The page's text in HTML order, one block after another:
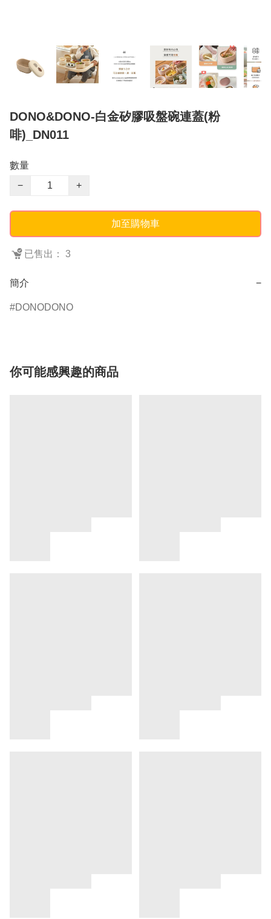
DONO&DONO-白金矽膠吸盤碗連蓋(粉
啡)_DN011
數量
−
+
加至購物車
已售出： 3
簡介 −
DONODONO
你可能感興趣的商品